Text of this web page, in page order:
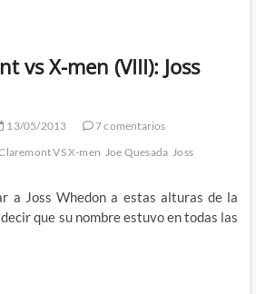
vs X-men (VIII): Joss
13/05/2013
7 comentarios
VS X-men Joe Quesada Joss
a Joss Whedon a estas alturas de la
que su nombre estuvo en todas las